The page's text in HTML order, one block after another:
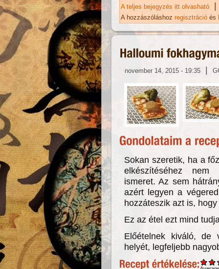
A teljes bejegyzés itt olvasható
|
A hozzászóláshoz regisztráció és
november 14, 2015 - 19:35 |
Sokan szeretik, ha a
elkészítéséhez nem
ismeret. Az sem
azért legyen a
hozzáteszik azt is,
Ez az étel ezt mind
Előételnek kiváló, de
helyét, legfeljebb